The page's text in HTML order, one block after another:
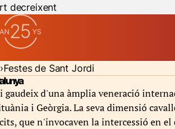
decreixent
Festes de Sant Jordi
gaudeix d'una àmplia veneració
i Geòrgia. La seva dimensió
que n'invocaven la intercessió en